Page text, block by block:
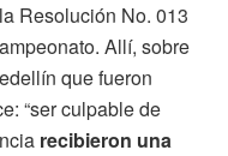
Resolución No. 013
Allí, sobre
que fueron
“ser culpable de
recibieron una